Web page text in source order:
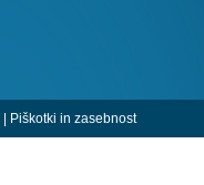
| Piškotki in zasebnost